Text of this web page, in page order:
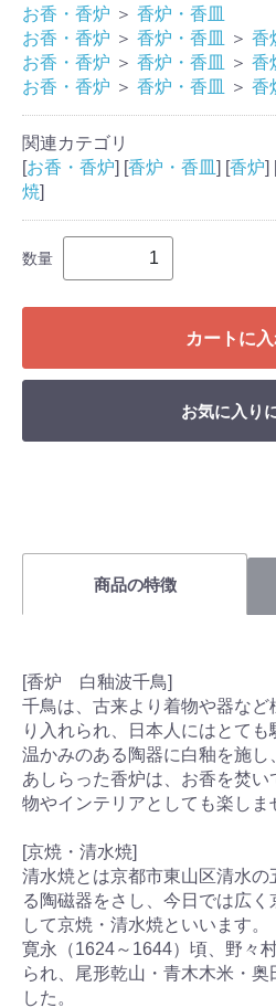
お香・香炉 ＞ 香炉・香皿
お香・香炉 ＞ 香炉・香皿 ＞ 香
お香・香炉 ＞ 香炉・香皿 ＞ 香
お香・香炉 ＞ 香炉・香皿 ＞ 香
関連カテゴリ
[お香・香炉] [香炉・香皿 ] [香炉]
焼]
数量
カートに
お気に入り
商品の特徴
[香炉 白釉波千鳥]
千鳥は、古来より着物や器など
り入れられ、日本人にはとても
温かみのある陶器に白釉を施し
あしらった香炉は、お香を焚
物やインテリアとしても楽しま
[京焼・清水焼]
清水焼とは京都市東山区清水
る陶磁器をさし、今日では広く
して京焼・清水焼といいます。
寛永（1624～1644）頃、野々
られ、尾形乾山・青木木米・奥
した。